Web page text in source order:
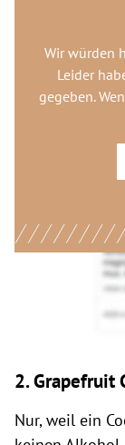
Wir würden
Leider
gegeben.
2. Grapefruit
Nur, weil ein